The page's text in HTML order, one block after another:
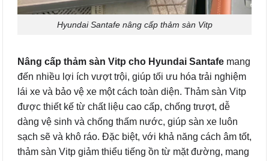
Hyundai Santafe nâng cấp thảm sàn Vitp
Nâng cấp thảm sàn Vitp cho Hyundai Santafe mang
đến nhiều lợi ích vượt trội, giúp tối ưu hóa trải nghiệm
lái xe và bảo vệ xe một cách toàn diện. Thảm sàn Vitp
được thiết kế từ chất liệu cao cấp, chống trượt, dễ
dàng vệ sinh và chống thấm nước, giúp sàn xe luôn
sạch sẽ và khô ráo. Đặc biệt, với khả năng cách âm tốt,
thảm sàn Vitp giảm thiểu tiếng ồn từ mặt đường, mang